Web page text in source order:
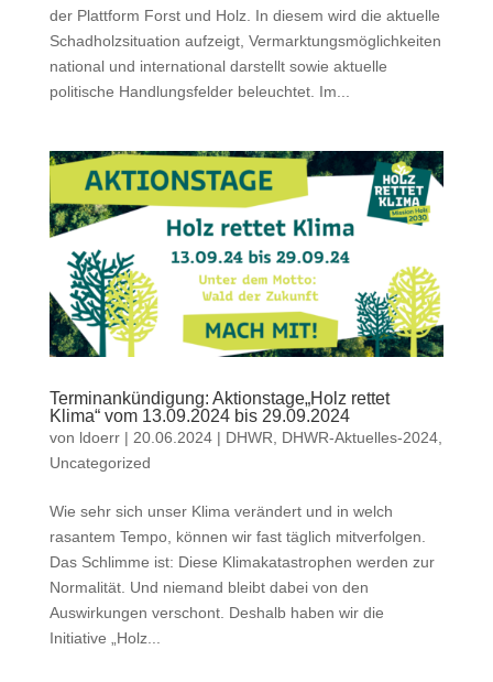
der Plattform Forst und Holz. In diesem wird die aktuelle
Schadholzsituation aufzeigt, Vermarktungsmöglichkeiten
national und international darstellt sowie aktuelle
politische Handlungsfelder beleuchtet. Im...
Terminankündigung: Aktionstage„Holz rettet
Klima“ vom 13.09.2024 bis 29.09.2024
von ldoerr| 20.06.2024| DHWR DHWR-Aktuelles-2024,
Uncategorized
Wie sehr sich unser Klima verändert und in welch
rasantem Tempo, können wir fast täglich mitverfolgen.
Das Schlimme ist: Diese Klimakatastrophen werden zur
Normalität. Und niemand bleibt dabei von den
Auswirkungen verschont. Deshalb haben wir die
Initiative „Holz...